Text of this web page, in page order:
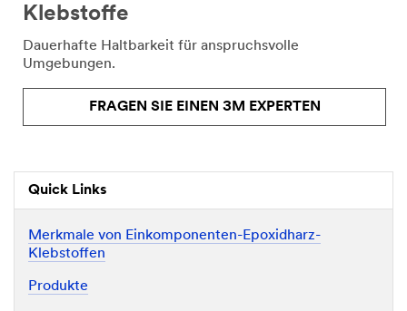
Klebstoffe
Dauerhafte Haltbarkeit für anspruchsvolle
Umgebungen.
FRAGEN SIE EINEN 3M EXPERTEN
Quick Links
Merkmale von Einkomponenten-Epoxidharz-
Klebstoffen
Produkte